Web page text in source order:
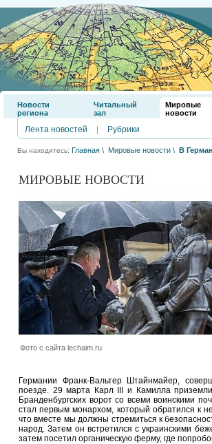
Новости
региона
Читальный
зал
Мировые
новости
Лента новостей Рубрики
Вы находитесь: Главная \ Мировые новости \ В
МИРОВЫЕ НОВОСТИ
Фото с сайта lechaim.ru
Германии Франк-Вальтер Штайнмайер,
поезде. 29 марта Карл III и Камилла
Бранденбургских ворот со всеми воинскими
стал первым монархом, который обратился к
что вместе мы должны стремиться к
народ. Затем он встретился с украинскими
затем посетил органическую ферму, где